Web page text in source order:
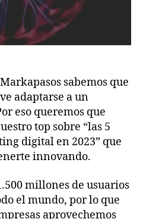
sabemos que
adaptarse a un
eso queremos que
top sobre “las 5
digital en 2023” que
innovando.
millones de usuarios
el mundo, por lo que
aprovechemos